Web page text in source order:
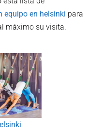
equipo en helsinki para
máximo su visita.